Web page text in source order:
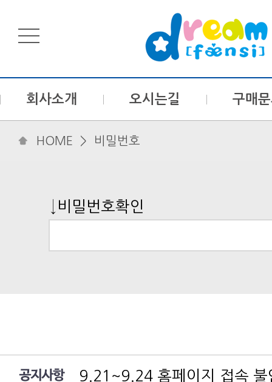
회사소개 오시는길 구매
HOME > 비밀번호
↓비밀번호확인
9.21~9.24 홈페이지 접속 불